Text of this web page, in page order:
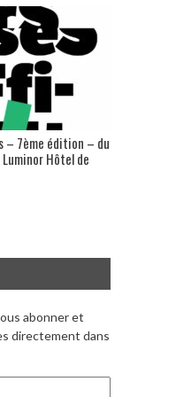
– 7ème édition – du
Hôtel de
abonner et
directement dans